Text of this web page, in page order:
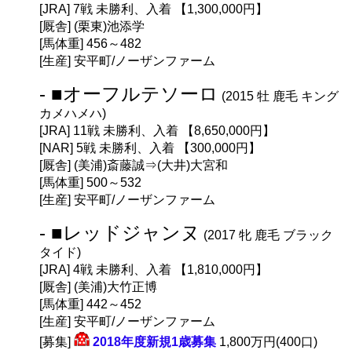
[JRA] 7戦 未勝利、入着 【1,300,000円】
[厩舎] (栗東)池添学
[馬体重] 456～482
[生産] 安平町/ノーザンファーム
- ■オーフルテソーロ (2015 牡 鹿毛 キング
カメハメハ)
[JRA] 11戦 未勝利、入着 【8,650,000円】
[NAR] 5戦 未勝利、入着 【300,000円】
[厩舎] (美浦)斎藤誠⇒(大井)大宮和
[馬体重] 500～532
[生産] 安平町/ノーザンファーム
- ■レッドジャンヌ (2017 牝 鹿毛 ブラック
タイド)
[JRA] 4戦 未勝利、入着 【1,810,000円】
[厩舎] (美浦)大竹正博
[馬体重] 442～452
[生産] 安平町/ノーザンファーム
[募集]
2018年度新規1歳募集 1,800万円(400口)